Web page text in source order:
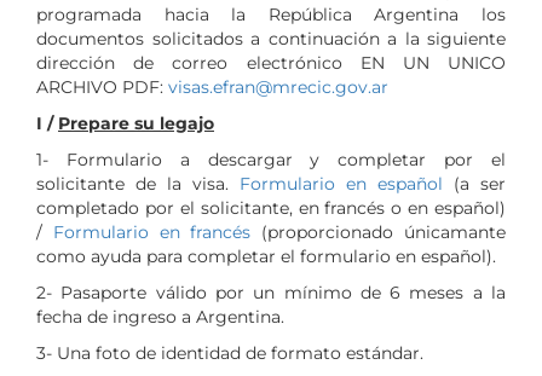
programada hacia la República Argentina los
documentos solicitados a continuación a la siguiente
dirección de correo electrónico EN UN UNICO
ARCHIVO PDF: visas.efran@mrecic.gov.ar
I / Prepare su legajo
1- Formulario a descargar y completar por el
solicitante de la visa. Formulario en español (a ser
completado por el solicitante, en francés o en español)
/ Formulario en francés (proporcionado únicamante
como ayuda para completar el formulario en español).
2- Pasaporte válido por un mínimo de 6 meses a la
fecha de ingreso a Argentina.
3- Una foto de identidad de formato estándar.